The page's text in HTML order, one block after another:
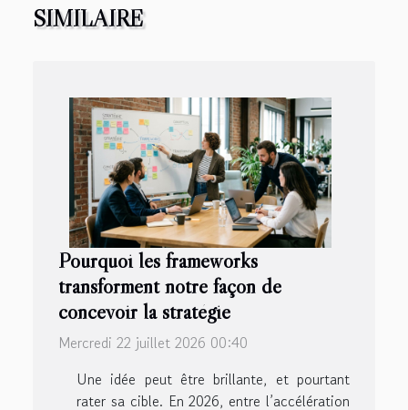
SIMILAIRE
Pourquoi les frameworks
transforment notre façon de
concevoir la stratégie
Mercredi 22 juillet 2026 00:40
Une idée peut être brillante, et pourtant
rater sa cible. En 2026, entre l’accélération